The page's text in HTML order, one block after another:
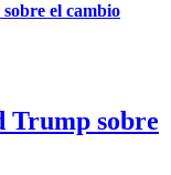
el cambio
Trump sobre